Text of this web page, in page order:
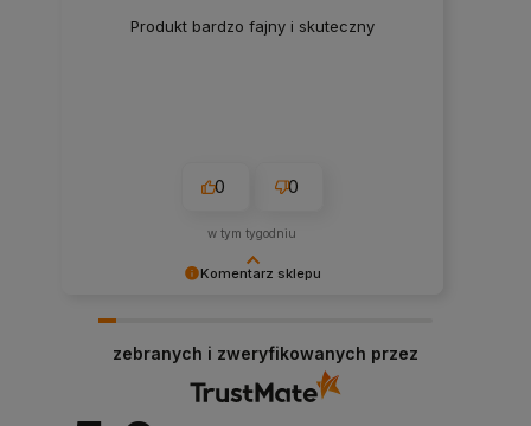
Komentarz sklepu
sensu.
Produkt bardzo fajny i skuteczny
0 0
w tym tygodniu
zebranych i zweryfikowanych przez